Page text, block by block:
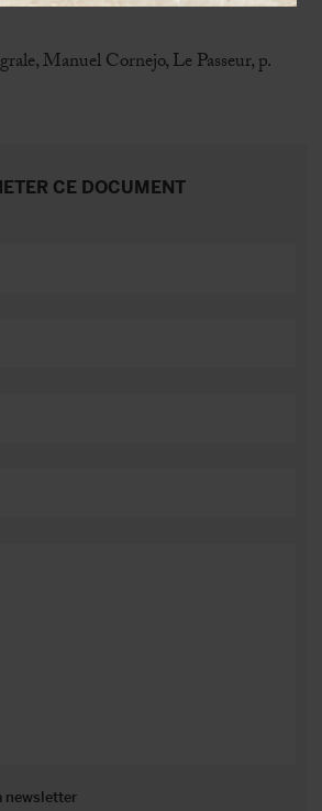
Manuel Cornejo, Le Passeur, p.
CE DOCUMENT
newsletter